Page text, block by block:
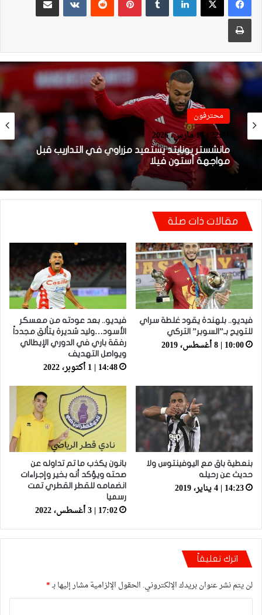
طباعة
محترفون
22:01 | 14 مارس، 2026
مواجهة أستون فيلا
فيديو
21:49 | 14 مارس، 2026
فيديو.. هدف أوناحي الرائع واحتفاليته التي
تتضمن رسالة لوهبي
مقالات ذات صلة
فيديو.. بلهندة يقود غلطة سراي
للتويج بـ”السوبر” التركي
10:00 | 8 أغسطس، 2019
فيديو.. بعد عودته من معسكر
الأسود…وليد شديرة يتألق مجدداً
رفقة باري في الدوري الإيطالي
ويواصل التهديف
14:48 | 1 أكتوبر، 2022
بنعطية باق مع اليوفينتوس ولا
حديث عن رحيله
14:23 | 4 يناير، 2019
بانون يكذب ما تم تداوله عن
صحته ويؤكد أنه بخير وإجراءات
انضمامه للقطر القطري تمت
رسميا
17:02 | 3 أغسطس، 2022
اترك تعليقاً
لن يتم نشر عنوان بريدك الإلكتروني. الحقول الإلزامية مشار إليها بـ*